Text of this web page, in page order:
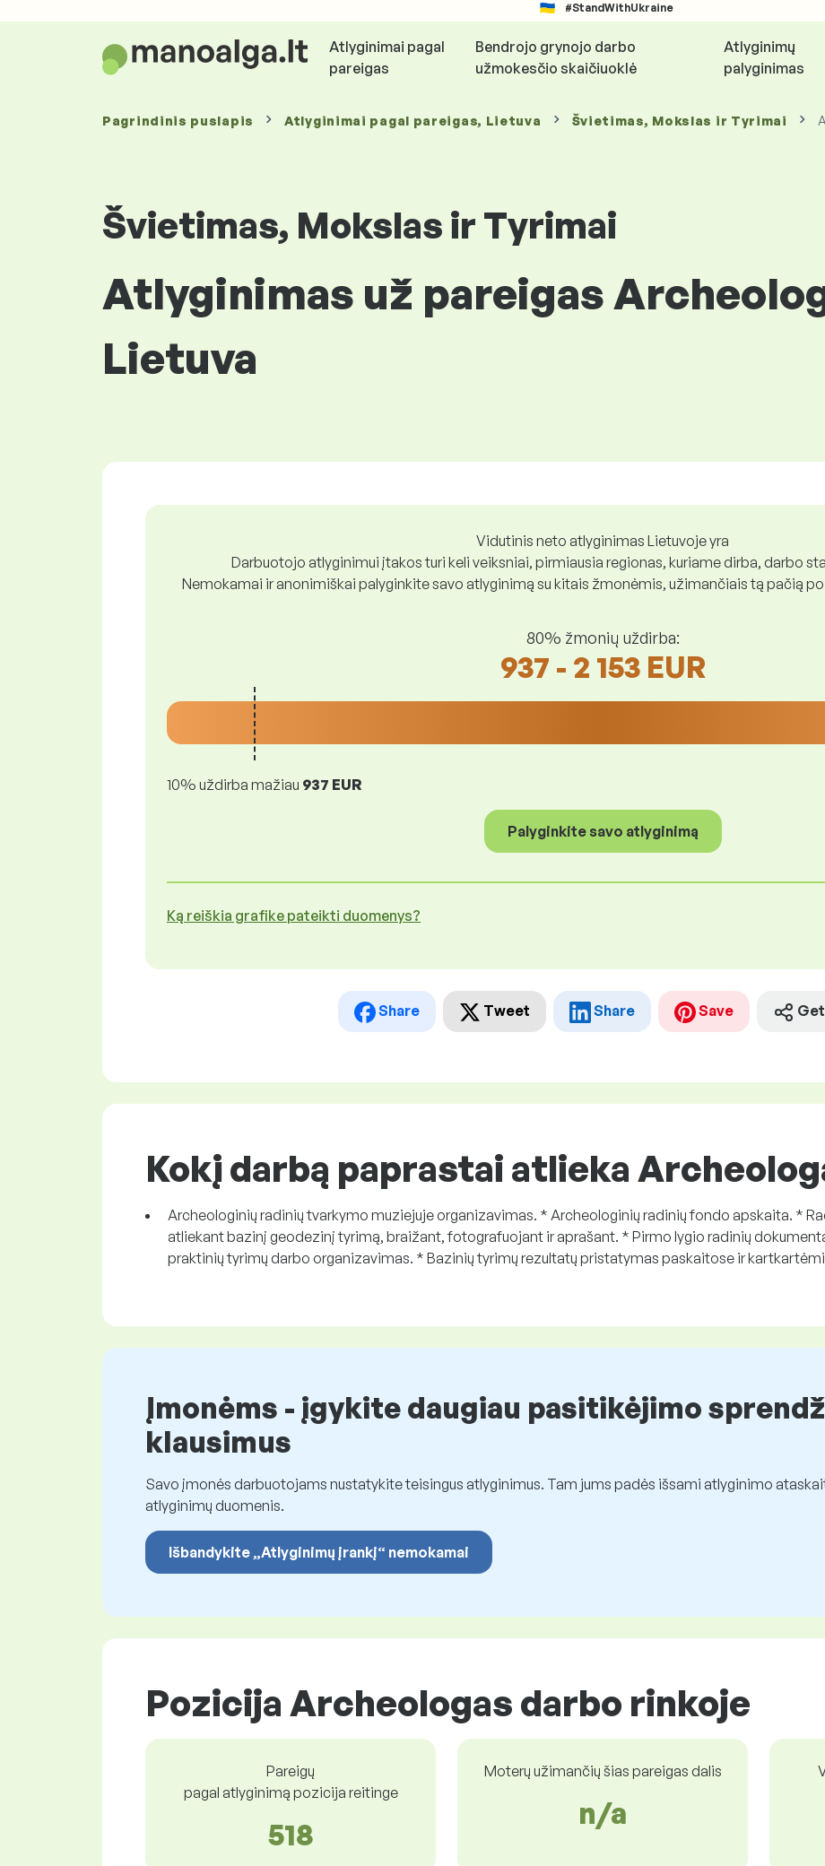
#StandWithUkraine
Atlyginimai pagal
pareigas
Bendrojo grynojo darbo
užmokesčio skaičiuoklė
Atlyginimų
palyginimas
Pagrindinis puslapis Atlyginimai pagal pareigas, Lietuva Švietimas, Mokslas ir Tyrimai
Švietimas, Mokslas ir Tyrimai
Atlyginimas už pareigas
Lietuva
Vidutinis neto atlyginimas Lietuvoje yra
Darbuotojo atlyginimui įtakos turi keli veiksniai, pirmiausia regionas, kuriame dirba, darbo
Nemokamai ir anonimiškai palyginkite savo atlyginimą su kitais žmonėmis, užimančiais tą pačią
80% žmonių uždirba:
937 - 2 153 EUR
10% uždirba mažiau 937 EUR
Palyginkite savo atlyginimą
Ką reiškia grafike pateikti duomenys?
Share Tweet Share Save
Kokį darbą paprastai atlieka
Archeologinių radinių tvarkymo muziejuje organizavimas. * Archeologinių radinių fondo apskaita. *
atliekant bazinį geodezinį tyrimą, braižant, fotografuojant ir aprašant. * Pirmo lygio radinių
praktinių tyrimų darbo organizavimas. * Bazinių tyrimų rezultatų pristatymas paskaitose ir
Įmonėms - įgykite daugiau pasitikėjimo
klausimus
Savo įmonės darbuotojams nustatykite teisingus atlyginimus. Tam jums padės išsami atlyginimo
atlyginimų duomenis.
Išbandykite „Atlyginimų įrankį“ nemokamai
Pozicija Archeologas darbo rinkoje
Pareigų
pagal atlyginimą pozicija reitinge
518
Moterų užimančių šias pareigas dalis
n/a